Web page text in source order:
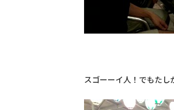
スゴーーイ人！でもたし